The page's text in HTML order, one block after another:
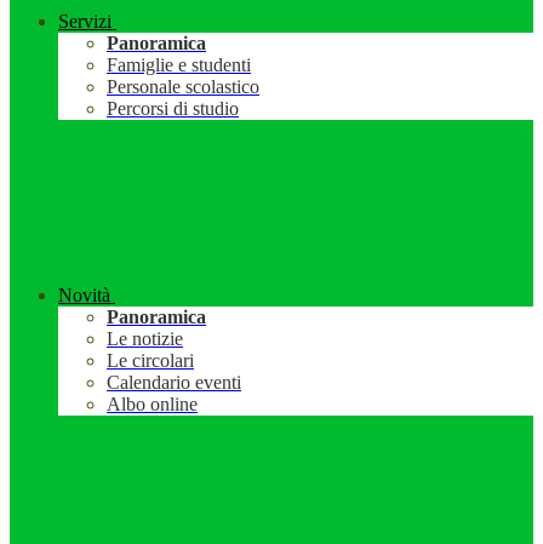
Servizi
Panoramica
Famiglie e studenti
Personale scolastico
Percorsi di studio
Novità
Panoramica
Le notizie
Le circolari
Calendario eventi
Albo online